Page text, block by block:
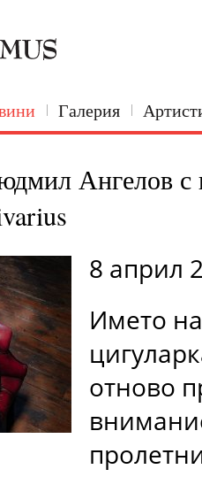
Галерия
Ангелов с
8 април
Името
отново